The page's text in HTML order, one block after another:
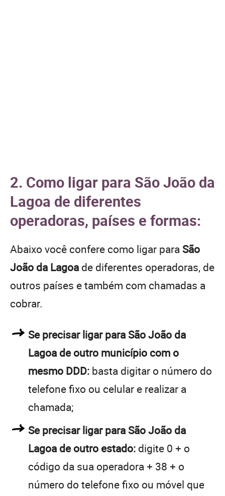
2. Como ligar para São João da
Lagoa de diferentes
operadoras, países e formas:
Abaixo você confere como ligar para São
João da Lagoa de diferentes operadoras, de
outros países e também com chamadas a
cobrar.
Se precisar ligar para São João da
Lagoa de outro município com o
mesmo DDD: basta digitar o número do
telefone fixo ou celular e realizar a
chamada;
Se precisar ligar para São João da
Lagoa de outro estado: digite 0 + o
código da sua operadora + 38 + o
número do telefone fixo ou móvel que